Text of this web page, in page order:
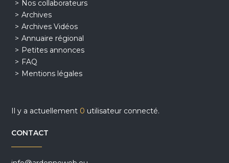
Nos collaborateurs
Archives
Archives Vidéos
Annuaire régional
Petites annonces
FAQ
Mentions légales
Il y a actuellement 0 utilisateur connecté.
CONTACT